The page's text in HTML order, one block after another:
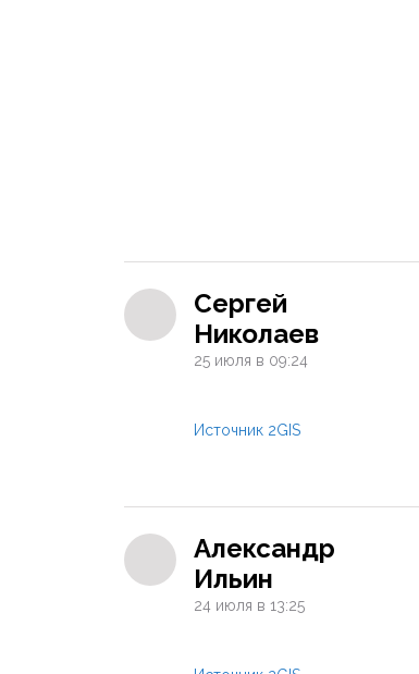
Сергей
Николаев
25 июля в 09:24
Источник 2GIS
Александр
Ильин
24 июля в 13:25